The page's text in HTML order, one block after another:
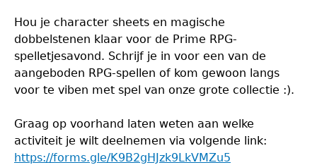
Hou je character sheets en magische
dobbelstenen klaar voor de Prime RPG-
spelletjesavond. Schrijf je in voor een van de
aangeboden RPG-spellen of kom gewoon langs
voor te viben met spel van onze grote collectie :).
Graag op voorhand laten weten aan welke
activiteit je wilt deelnemen via volgende link:
https://forms.gle/K9B2gHJzk9LkVMZu5